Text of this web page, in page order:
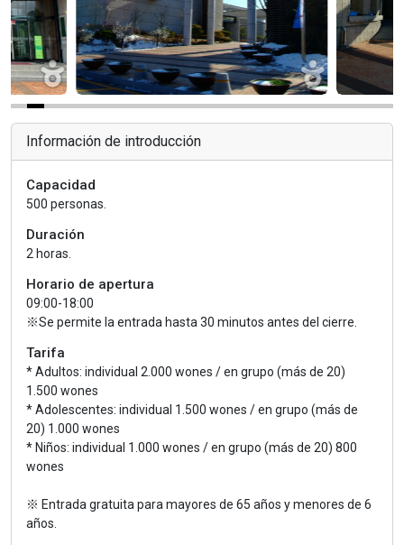
Información de introducción
Capacidad
500 personas.
Duración
2 horas.
Horario de apertura
09:00-18:00
※Se permite la entrada hasta 30 minutos antes del cierre.
Tarifa
* Adultos: individual 2.000 wones / en grupo (más de 20)
1.500 wones
* Adolescentes: individual 1.500 wones / en grupo (más de
20) 1.000 wones
* Niños: individual 1.000 wones / en grupo (más de 20) 800
wones
※ Entrada gratuita para mayores de 65 años y menores de 6
años.